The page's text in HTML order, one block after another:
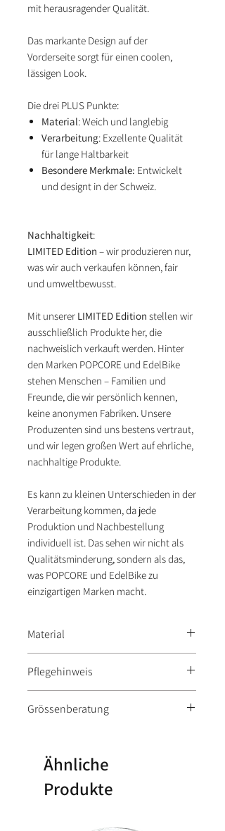
mit herausragender Qualität.
Das markante Design auf der
Vorderseite sorgt für einen coolen,
lässigen Look.
Die drei PLUS Punkte:
Material: Weich und langlebig
Verarbeitung: Exzellente Qualität
für lange Haltbarkeit
Besondere Merkmale: Entwickelt
und designt in der Schweiz.
Nachhaltigkeit:
LIMITED Edition – wir produzieren nur,
was wir auch verkaufen können, fair
und umweltbewusst.
Mit unserer LIMITED Edition stellen wir
ausschließlich Produkte her, die
nachweislich verkauft werden. Hinter
den Marken POPCORE und EdelBike
stehen Menschen – Familien und
Freunde, die wir persönlich kennen,
keine anonymen Fabriken. Unsere
Produzenten sind uns bestens vertraut,
und wir legen großen Wert auf ehrliche,
nachhaltige Produkte.
Es kann zu kleinen Unterschieden in der
Verarbeitung kommen, da jede
Produktion und Nachbestellung
individuell ist. Das sehen wir nicht als
Qualitätsminderung, sondern als das,
was POPCORE und EdelBike zu
einzigartigen Marken macht.
Material
Grammatur: 185 g/m²
Pflegehinweis
Maschinenwäsche bei 30°C
Grössenberatung
Grösse
XS 41-42
Ähnliche
Produkte